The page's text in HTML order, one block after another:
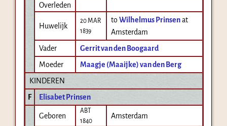
Overleden
Huwelijk
20 MAR
1839
toWilhelmus Prinsen at
Amsterdam
Vader
Gerrit van den Boogaard
Moeder
Maagje (Maaijke) van den Berg
KINDEREN
F
Elisabet Prinsen
Geboren
ABT
1840
Amsterdam